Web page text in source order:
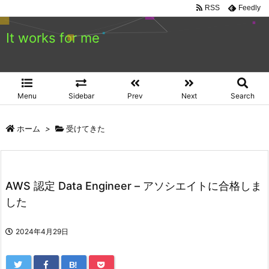
It works for me
Menu Sidebar Prev Next Search
RSS Feedly
ホーム > 受けてきた
AWS 認定 Data Engineer – アソシエイトに合格しま
した
2024年4月29日
B!